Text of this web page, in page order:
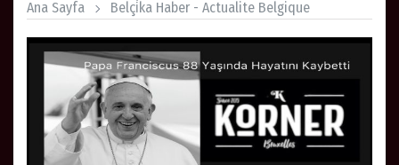
Ana Sayfa Belçi̇ka Haber - Actualite Belgique